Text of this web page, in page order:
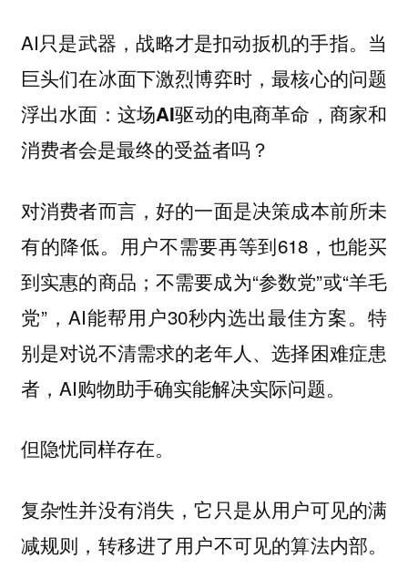
AI只是武器，战略才是扣动扳机的手指。当
巨头们在冰面下激烈博弈时，最核心的问题
浮出水面： 这场AI驱动的电商革命，商家和
消费者会是最终的受益者吗？
对消费者而言，好的一面是决策成本前所未
有的降低。用户不需要再等到618，也能买
到实惠的商品；不需要成为“参数党”或“羊毛
党”，AI能帮用户30秒内选出最佳方案。特
别是对说不清需求的老年人、选择困难症患
者，AI购物助手确实能解决实际问题。
但隐忧同样存在。
复杂性并没有消失，它只是从用户可见的满
减规则，转移进了用户不可见的算法内部。